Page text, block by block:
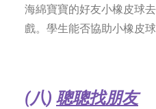
海綿寶寶的好友小橡皮球
戲。學生能否協助小橡皮
(八) 聰聰找朋友